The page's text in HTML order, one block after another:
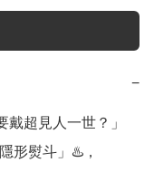
−
超見人一世？」
形熨斗」♨️，